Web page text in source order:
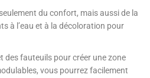
du confort, mais aussi de la
à l’eau et à la décoloration pour
des fauteuils pour créer une zone
vous pourrez facilement